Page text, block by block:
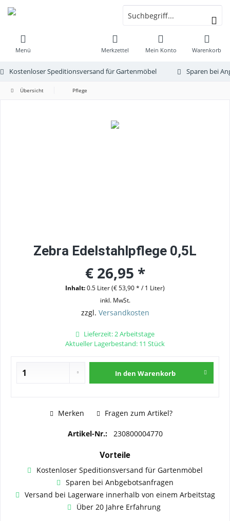
Menü Warenkorb
Merkzettel Mein Konto
Kostenloser Speditionsversand für Gartenmöbel Sparen bei
Übersicht Pflege
Zebra Edelstahlpflege 0,5L
€ 26,95 *
Inhalt:0.5 Liter (€ 53,90 * / 1 Liter)
inkl. MwSt.
zzgl. Versandkosten
Lieferzeit: 2 Arbeitstage
Aktueller Lagerbestand: 11 Stück
In den Warenkorb
Merken Fragen zum Artikel?
Artikel-Nr.: 230800004770
Vorteile
Kostenloser Speditionsversand für Gartenmöbel
Sparen bei Anbgebotsanfragen
Versand bei Lagerware innerhalb von einem Arbeitstag
Über 20 Jahre Erfahrung